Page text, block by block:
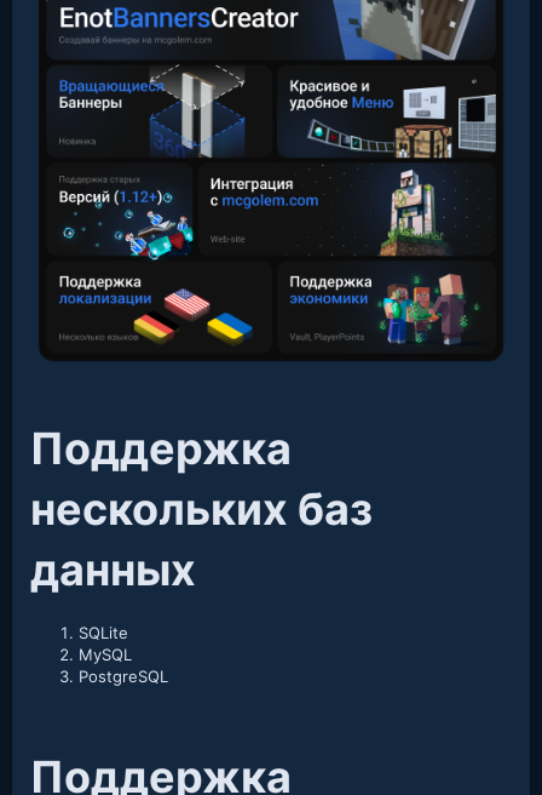
Поддержка
нескольких баз
данных​
SQLite
MySQL
PostgreSQL
Поддержка